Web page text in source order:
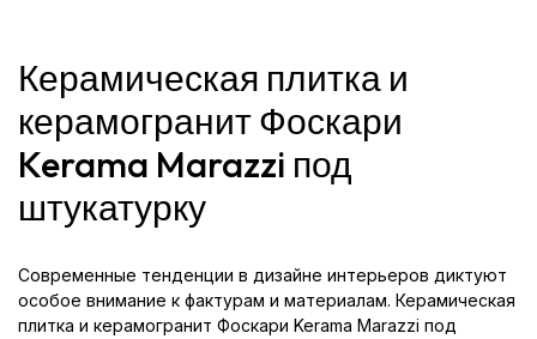
Керамическая плитка и
керамогранит Фоскари
Kerama Marazzi под
штукатурку
Современные тенденции в дизайне интерьеров диктуют
особое внимание к фактурам и материалам. Керамическая
плитка и керамогранит Фоскари Kerama Marazzi под